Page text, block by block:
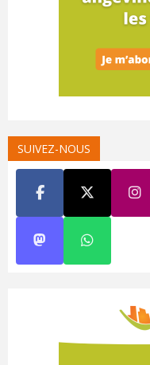
SUIVEZ-NOUS